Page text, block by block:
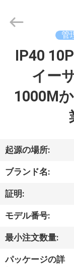
ク
ト
私
達
Digital
Technology
ECER
管
IP40
イー
1000M
起源の場所:
ブランド名:
証明:
モデル番号:
最小注文数量:
パッケージの詳